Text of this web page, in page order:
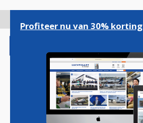
gaan
Magazine Podcasts
Profiteer nu van 30% korting